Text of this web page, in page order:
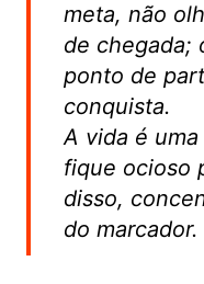
meta, não
de chegada;
ponto de
conquista.
A vida é
fique ocioso
disso,
do marcador.